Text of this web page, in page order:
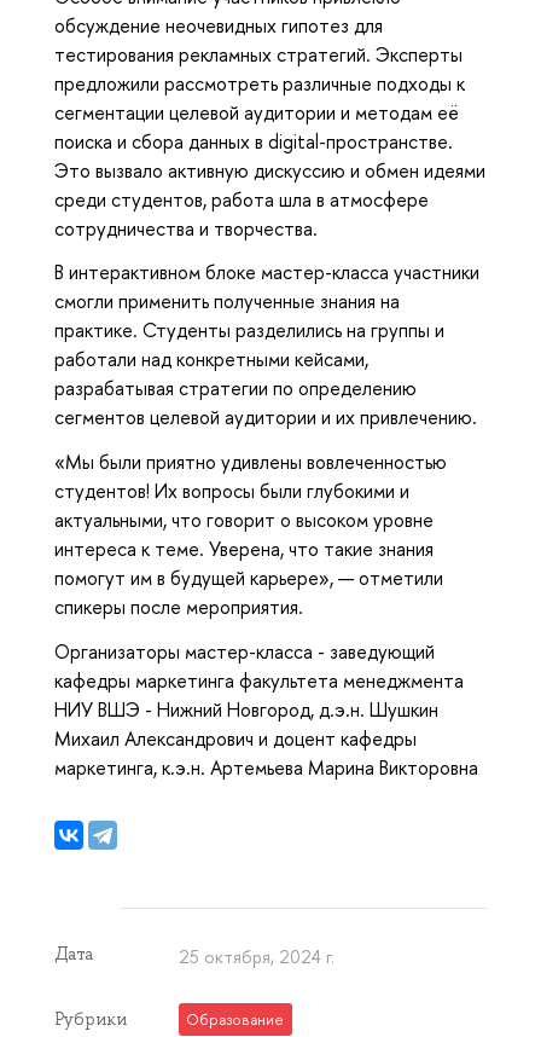
обсуждение неочевидных гипотез для
тестирования рекламных стратегий. Эксперты
предложили рассмотреть различные подходы к
сегментации целевой аудитории и методам её
поиска и сбора данных в digital-пространстве.
Это вызвало активную дискуссию и обмен идеями
среди студентов, работа шла в атмосфере
сотрудничества и творчества.
В интерактивном блоке мастер-класса участники
смогли применить полученные знания на
практике. Студенты разделились на группы и
работали над конкретными кейсами,
разрабатывая стратегии по определению
сегментов целевой аудитории и их привлечению.
«Мы были приятно удивлены вовлеченностью
студентов! Их вопросы были глубокими и
актуальными, что говорит о высоком уровне
интереса к теме. Уверена, что такие знания
помогут им в будущей карьере», — отметили
спикеры после мероприятия.
Организаторы мастер-класса - заведующий
кафедры маркетинга факультета менеджмента
НИУ ВШЭ - Нижний Новгород, д.э.н. Шушкин
Михаил Александрович и доцент кафедры
маркетинга, к.э.н. Артемьева Марина Викторовна
Дата 25 октября, 2024 г.
Рубрики Образование